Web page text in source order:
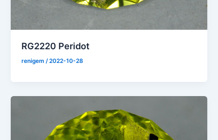
RG2220 Peridot
renigem/2022-10-28